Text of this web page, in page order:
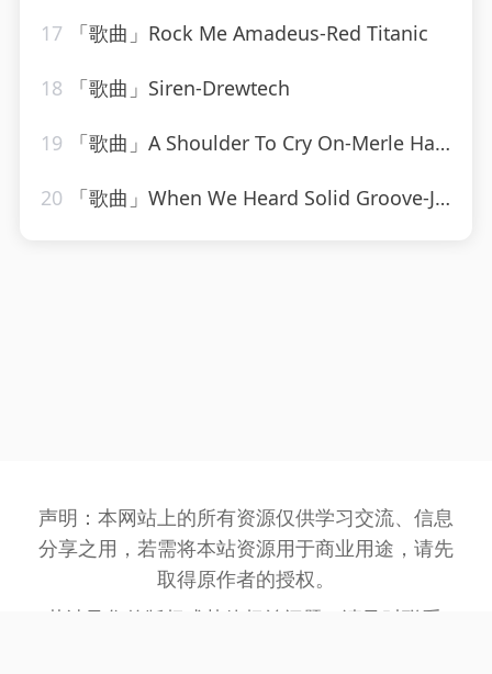
17 「歌曲」Rock Me Amadeus-Red Titanic
18 「歌曲」Siren-Drewtech
19 「歌曲」A Shoulder To Cry On-Merle Haggard
20 「歌曲」When We Heard Solid Groove-Jesse Rose、Oliver $
声明：本网站上的所有资源仅供学习交流、信息
分享之用，若需将本站资源用于商业用途，请先
取得原作者的授权。
若涉及您的版权或其他权益问题，请及时联系: